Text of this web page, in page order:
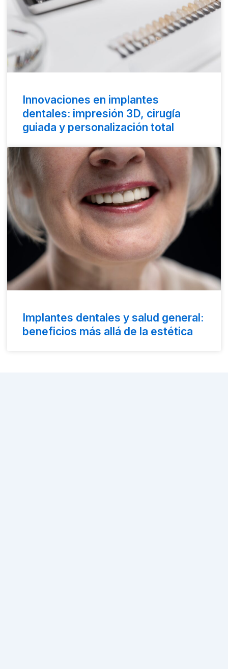
Innovaciones en implantes
dentales: impresión 3D, cirugía
guiada y personalización total
Implantes dentales y salud general:
beneficios más allá de la estética